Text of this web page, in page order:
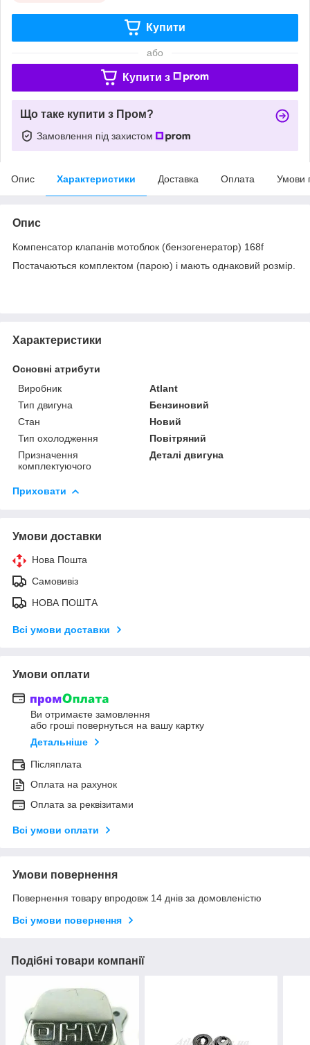
Купити
або
Купити з
Що таке купити з Пром?
Замовлення під захистом
Опис Характеристики Доставка Оплата Умови
Опис
Компенсатор клапанів мотоблок (бензогенератор) 168f
Постачаються комплектом (парою) і мають однаковий розмір.
Характеристики
Основні атрибути
Виробник
Atlant
Тип двигуна
Бензиновий
Стан
Новий
Тип охолодження
Повітряний
Призначення
комплектуючого
Деталі двигуна
Приховати
Умови доставки
Нова Пошта
Самовивіз
НОВА ПОШТА
Всі умови доставки
Умови оплати
Ви отримаєте замовлення
або гроші повернуться на вашу картку
Детальніше
Післяплата
Оплата на рахунок
Оплата за реквізитами
Всі умови оплати
Умови повернення
Повернення товару впродовж 14 днів за домовленістю
Всі умови повернення
Подібні товари компанії